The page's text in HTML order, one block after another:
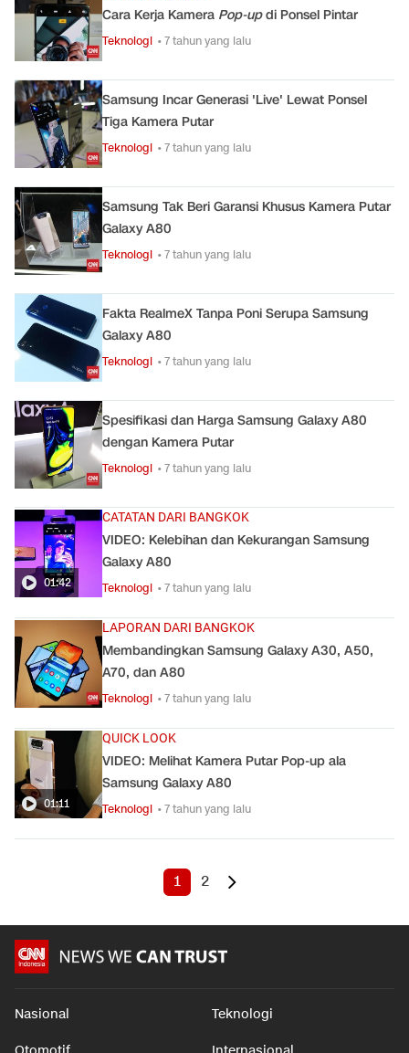
Cara Kerja Kamera Pop-updi Ponsel Pintar
Teknologi • 7 tahun yang lalu
Samsung Incar Generasi 'Live' Lewat Ponsel
Tiga Kamera Putar
Teknologi • 7 tahun yang lalu
Samsung Tak Beri Garansi Khusus Kamera Putar
Galaxy A80
Teknologi • 7 tahun yang lalu
Fakta RealmeX Tanpa Poni Serupa Samsung
Galaxy A80
Teknologi • 7 tahun yang lalu
Spesifikasi dan Harga Samsung Galaxy A80
dengan Kamera Putar
Teknologi • 7 tahun yang lalu
01:42
CATATAN DARI BANGKOK
VIDEO: Kelebihan dan Kekurangan Samsung
Galaxy A80
Teknologi • 7 tahun yang lalu
LAPORAN DARI BANGKOK
Membandingkan Samsung Galaxy A30, A50,
A70, dan A80
Teknologi • 7 tahun yang lalu
01:11
QUICK LOOK
VIDEO: Melihat Kamera Putar Pop-up ala
Samsung Galaxy A80
Teknologi • 7 tahun yang lalu
1 2
Nasional Teknologi